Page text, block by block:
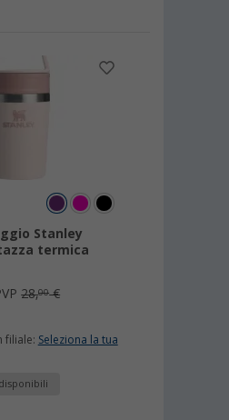
Stanley
termica
28,00€
filiale: Seleziona la tua